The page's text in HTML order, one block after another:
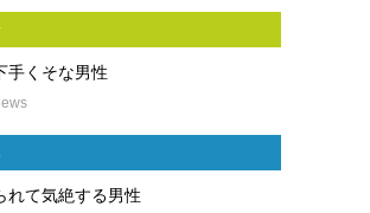
手くそな男性
れて気絶する男性